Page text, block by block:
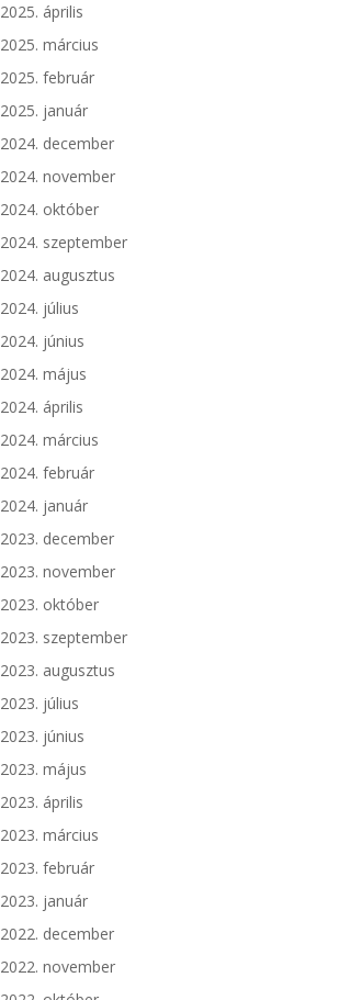
2025. április
2025. március
2025. február
2025. január
2024. december
2024. november
2024. október
2024. szeptember
2024. augusztus
2024. július
2024. június
2024. május
2024. április
2024. március
2024. február
2024. január
2023. december
2023. november
2023. október
2023. szeptember
2023. augusztus
2023. július
2023. június
2023. május
2023. április
2023. március
2023. február
2023. január
2022. december
2022. november